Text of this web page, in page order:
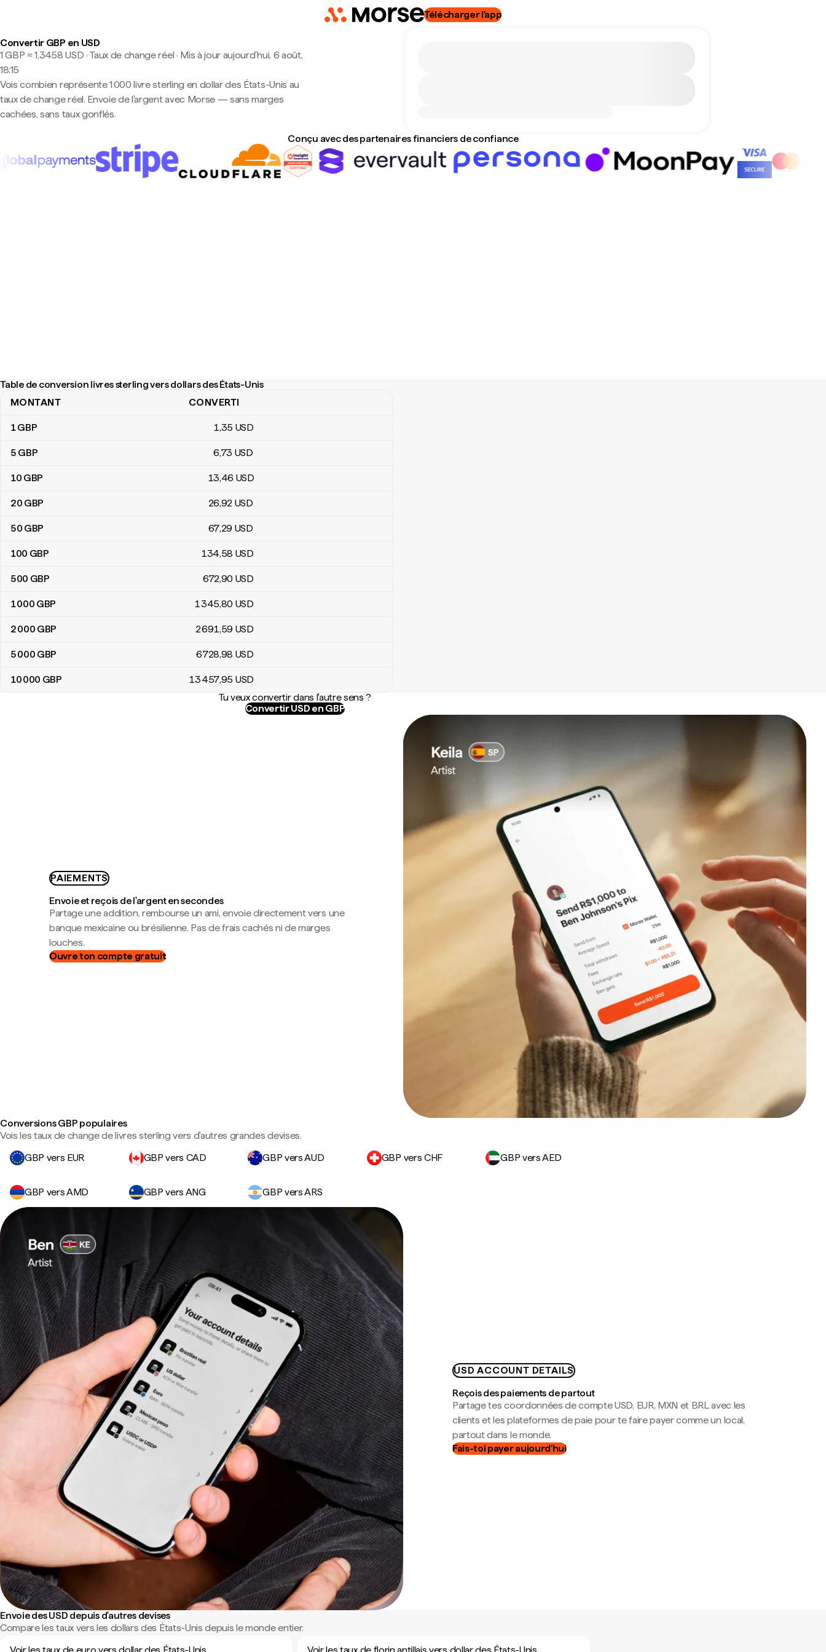
Télécharger l'app
Convertir GBP en USD
1 GBP ≈ 1,3458 USD · Taux de change réel · Mis à jour aujourd’hui, 6 août,
18:15
Vois combien représente 1 000 livre sterling en dollar des États-Unis au
taux de change réel. Envoie de l'argent avec Morse — sans marges
cachées, sans taux gonflés.
Conçu avec des partenaires financiers de confiance
Table de conversion livres sterling vers dollars des États-Unis
Table de conversion livres sterling vers dollars des États-Unis
MONTANT CONVERTI
1GBP 1,35 USD
5 GBP 6,73 USD
10 GBP 13,46 USD
20 GBP 26,92 USD
50 GBP 67,29 USD
100 GBP 134,58 USD
500 GBP 672,90 USD
1 000 GBP 1 345,80 USD
2 000 GBP 2 691,59 USD
5 000 GBP 6 728,98 USD
10 000 GBP 13 457,95 USD
Tu veux convertir dans l'autre sens ?
Convertir USD en GBP
PAIEMENTS
Envoie et reçois de l'argent en secondes
Partage une addition, rembourse un ami, envoie directement vers une
banque mexicaine ou brésilienne. Pas de frais cachés ni de marges
louches.
Ouvre ton compte gratuit
Conversions GBP populaires
Vois les taux de change de livres sterling vers d'autres grandes devises.
GBP vers EUR
GBP vers CAD GBP vers AUD GBP vers CHF GBP vers AED
GBP vers AMD GBP vers ANG GBP vers ARS
USD ACCOUNT DETAILS
Reçois des paiements de partout
Partage tes coordonnées de compte USD, EUR, MXN et BRL avec les
clients et les plateformes de paie pour te faire payer comme un local,
partout dans le monde.
Fais-toi payer aujourd'hui
Envoie des USD depuis d'autres devises
Compare les taux vers les dollars des États-Unis depuis le monde entier.